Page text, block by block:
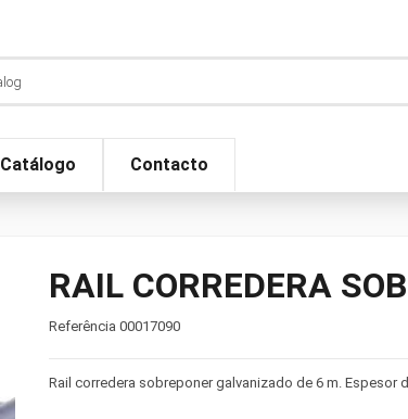
Catálogo Contacto
RAIL CORREDERA
Referência 00017090
Rail corredera sobreponer galvanizado de 6 m. Espesor